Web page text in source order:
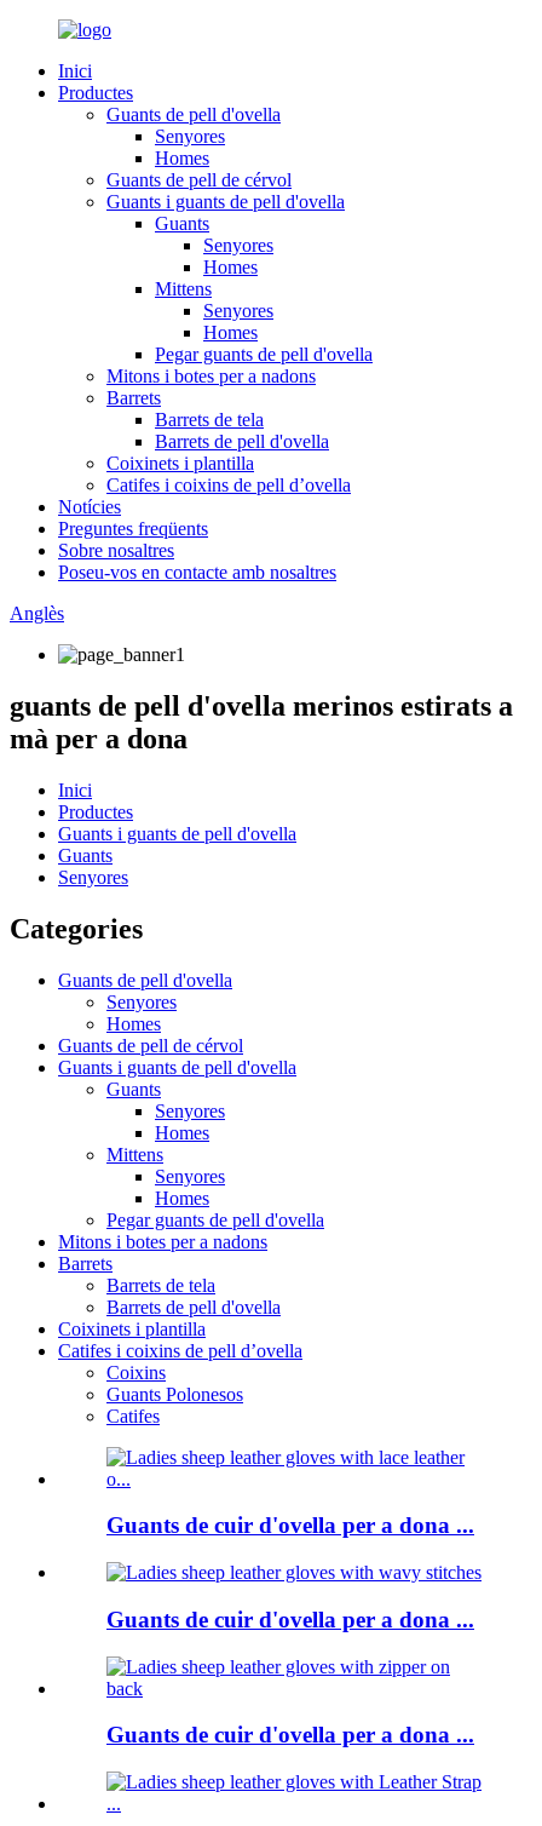
Inici
Productes
Guants de pell d'ovella
Senyores
Homes
Guants de pell de cérvol
Guants i guants de pell d'ovella
Guants
Senyores
Homes
Mittens
Senyores
Homes
Pegar guants de pell d'ovella
Mitons i botes per a nadons
Barrets
Barrets de tela
Barrets de pell d'ovella
Coixinets i plantilla
Catifes i coixins de pell d’ovella
Notícies
Preguntes freqüents
Sobre nosaltres
Poseu-vos en contacte amb nosaltres
Anglès
guants de pell d'ovella merinos estirats a
mà per a dona
Inici
Productes
Guants i guants de pell d'ovella
Guants
Senyores
Categories
Guants de pell d'ovella
Senyores
Homes
Guants de pell de cérvol
Guants i guants de pell d'ovella
Guants
Senyores
Homes
Mittens
Senyores
Homes
Pegar guants de pell d'ovella
Mitons i botes per a nadons
Barrets
Barrets de tela
Barrets de pell d'ovella
Coixinets i plantilla
Catifes i coixins de pell d’ovella
Coixins
Guants Polonesos
Catifes
Guants de cuir d'ovella per a dona ...
Guants de cuir d'ovella per a dona ...
Guants de cuir d'ovella per a dona ...